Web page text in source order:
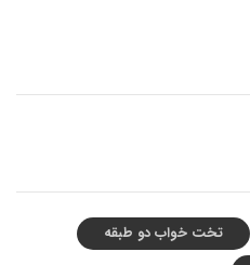
تخت خواب دو طبقه